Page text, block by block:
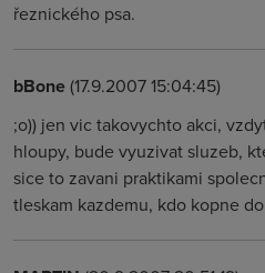
řeznického psa.
bBone(17.9.2007 15:04:45)
;o)) jen vic takovychto akci,
hloupy, bude vyuzivat sluzeb,
sice to zavani praktikami
tleskam kazdemu, kdo kopne